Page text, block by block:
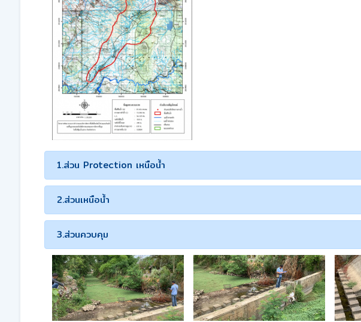
1.ส่วน Protection เหนือน้ำ
2.ส่วนเหนือน้ำ
3.ส่วนควบคุม